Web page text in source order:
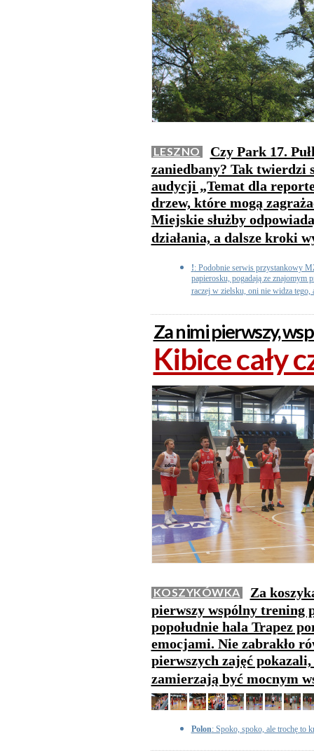
LESZNO
Czy Park 17.
zaniedbany? Tak twierdzi
audycji „Temat dla
drzew, które mogą
Miejskie służby
działania, a dalsze kroki
!: Podobnie serwis przystankowy
papierosku, pogadają ze znajomym
raczej w zielsku, oni nie widza tego,
Za nimi pierwszy,
Kibice cały
KOSZYKÓWKA
Za
pierwszy wspólny trening
popołudnie hala Trapez
emocjami. Nie zabrakło
pierwszych zajęć
zamierzają być mocnym
Polon: Spoko, spoko, ale trochę to